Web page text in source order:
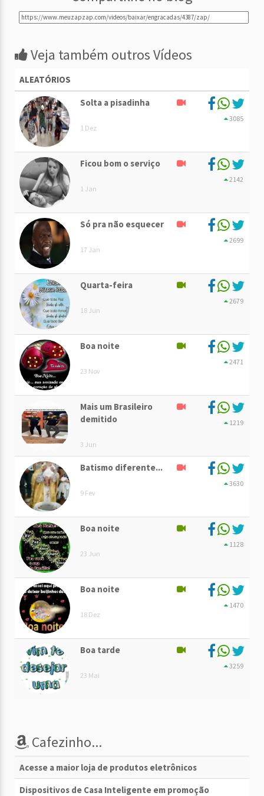
Veja também outros Vídeos
ALEATÓRIOS
Solta a pisadinha
1 Dez
3085
Ficou bom o serviço
1 Jan
2142
Só pra não esquecer
17 Jan
2699
Quarta-feira
18 Jun
2679
Boa noite
23 Nov
2471
Mais um Brasileiro
demitido
3 Jun
1219
Batismo diferente...
9 Fev
3630
Boa noite
23 Jun
1128
Boa noite
18 Dez
1470
Boa tarde
23 Mai
3259
Cafezinho...
Acesse a maior loja de produtos eletrônicos
Dispositivos de Casa Inteligente em promoção